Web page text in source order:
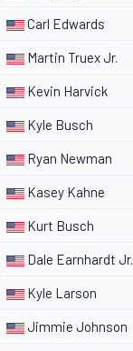
Carl Edwards
Martin Truex Jr.
Kevin Harvick
Kyle Busch
Ryan Newman
Kasey Kahne
Kurt Busch
Dale Earnhardt Jr.
Kyle Larson
Jimmie Johnson